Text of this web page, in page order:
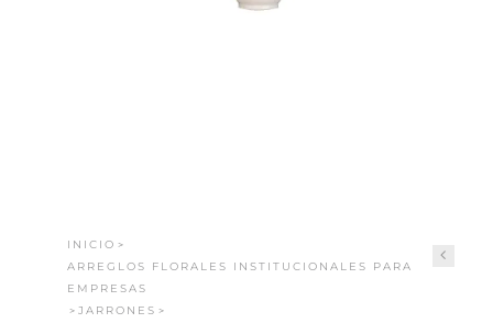
INICIO >
ARREGLOS FLORALES INSTITUCIONALES PARA
EMPRESAS
> JARRONES >